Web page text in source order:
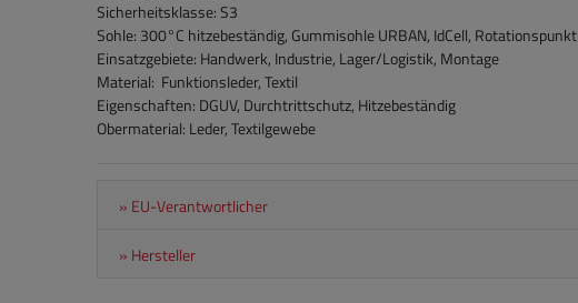
Sicherheitsklasse: S3
Sohle: 300°C hitzebeständig, Gummisohle URBAN, IdCell, Rotationspunkt
Einsatzgebiete: Handwerk, Industrie, Lager/Logistik, Montage
Material: Funktionsleder, Textil
Eigenschaften: DGUV, Durchtrittschutz, Hitzebeständig
Obermaterial: Leder, Textilgewebe
» EU-Verantwortlicher
» Hersteller